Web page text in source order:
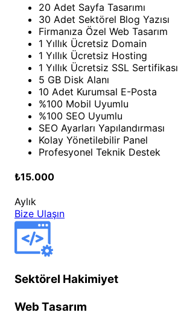
20 Adet Sayfa Tasarımı
30 Adet Sektörel Blog Yazısı
Firmanıza Özel Web Tasarım
1 Yıllık Ücretsiz Domain
1 Yıllık Ücretsiz Hosting
1 Yıllık Ücretsiz SSL Sertifikası
5 GB Disk Alanı
10 Adet Kurumsal E-Posta
%100 Mobil Uyumlu
%100 SEO Uyumlu
SEO Ayarları Yapılandırması
Kolay Yönetilebilir Panel
Profesyonel Teknik Destek
₺15.000
Aylık
Bize Ulaşın
Sektörel Hakimiyet
Web Tasarım